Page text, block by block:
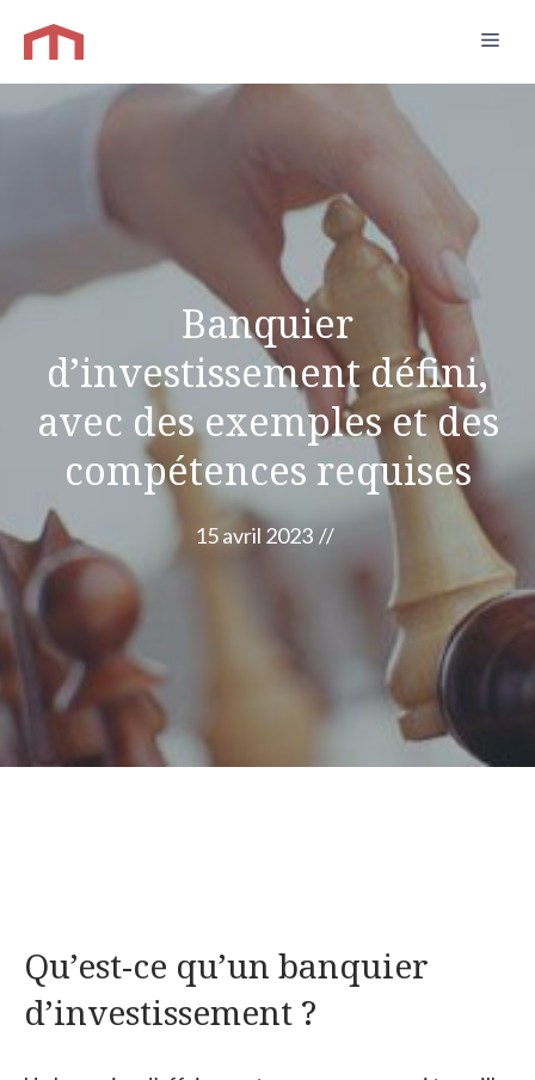
contenu
Banquier
d’investissement défini,
avec des exemples et des
compétences requises
15 avril 2023 //
Qu’est-ce qu’un banquier
d’investissement ?